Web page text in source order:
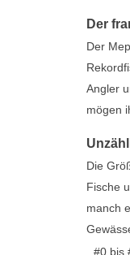
Der
Der
Angler
mögen
Die
Fische
manch
#0 bis